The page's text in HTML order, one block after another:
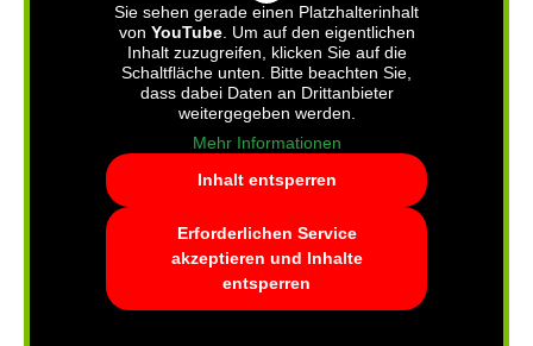
Sie sehen gerade einen Platzhalterinhalt
von YouTube. Um auf den eigentlichen
Inhalt zuzugreifen, klicken Sie auf die
Schaltfläche unten. Bitte beachten Sie,
dass dabei Daten an Drittanbieter
weitergegeben werden.
Mehr Informationen
Inhalt entsperren
Erforderlichen Service
akzeptieren und Inhalte
entsperren